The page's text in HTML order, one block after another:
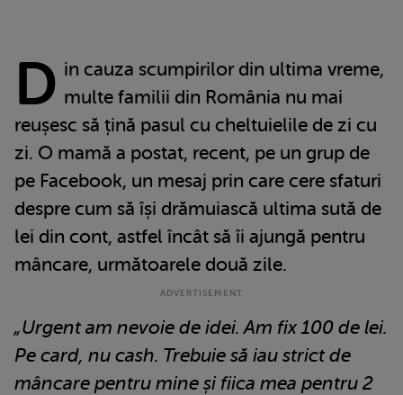
D in cauza scumpirilor din ultima vreme,
multe familii din România nu mai
reușesc să țină pasul cu cheltuielile de zi cu
zi. O mamă a postat, recent, pe un grup de
pe Facebook, un mesaj prin care cere sfaturi
despre cum să își drămuiască ultima sută de
lei din cont, astfel încât să îi ajungă pentru
mâncare, următoarele două zile.
„Urgent am nevoie de idei. Am fix 100 de lei.
Pe card, nu cash. Trebuie să iau strict de
mâncare pentru mine și fiica mea pentru 2